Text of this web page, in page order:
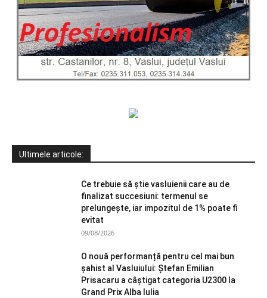
Ultimele articole:
Ce trebuie să știe vasluienii care au de
finalizat succesiuni: termenul se
prelungește, iar impozitul de 1% poate fi
evitat
09/08/2026
O nouă performanță pentru cel mai bun
șahist al Vasluiului: Ștefan Emilian
Prisacaru a câștigat categoria U2300 la
Grand Prix Alba Iulia